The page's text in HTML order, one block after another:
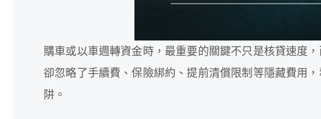
購車或以車週轉資金時，最重要的關鍵不只是核貸速度，
卻忽略了手續費、保險綁約、提前清償限制等隱藏費用
阱。